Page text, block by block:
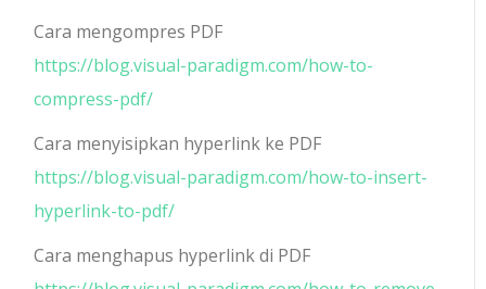
Cara mengompres PDF
https://blog.visual-paradigm.com/how-to-
compress-pdf/
Cara menyisipkan hyperlink ke PDF
https://blog.visual-paradigm.com/how-to-insert-
hyperlink-to-pdf/
Cara menghapus hyperlink di PDF